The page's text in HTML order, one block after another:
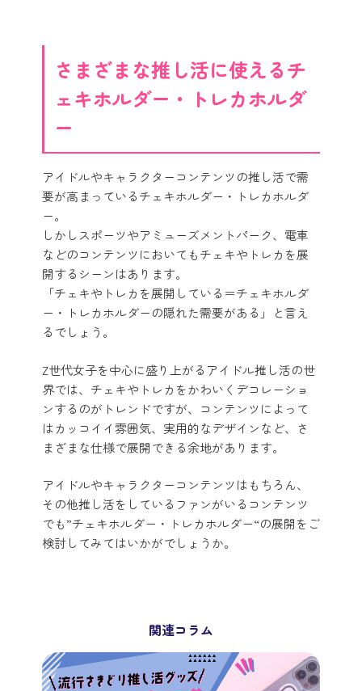
さまざまな推し活に使えるチ
ェキホルダー・トレカホルダ
ー
アイドルやキャラクターコンテンツの推し活で需
要が高まっているチェキホルダー・トレカホルダ
ー。
しかしスポーツやアミューズメントパーク、電車
などのコンテンツにおいてもチェキやトレカを展
開するシーンはあります。
「チェキやトレカを展開している＝チェキホルダ
ー・トレカホルダーの隠れた需要がある」と言え
るでしょう。
Z世代女子を中心に盛り上がるアイドル推し活の世
界では、チェキやトレカをかわいくデコレーショ
ンするのがトレンドですが、コンテンツによって
はカッコイイ雰囲気、実用的なデザインなど、さ
まざまな仕様で展開できる余地があります。
アイドルやキャラクターコンテンツはもちろん、
その他推し活をしているファンがいるコンテンツ
でも”チェキホルダー・トレカホルダー“の展開をご
検討してみてはいかがでしょうか。
関連コラム